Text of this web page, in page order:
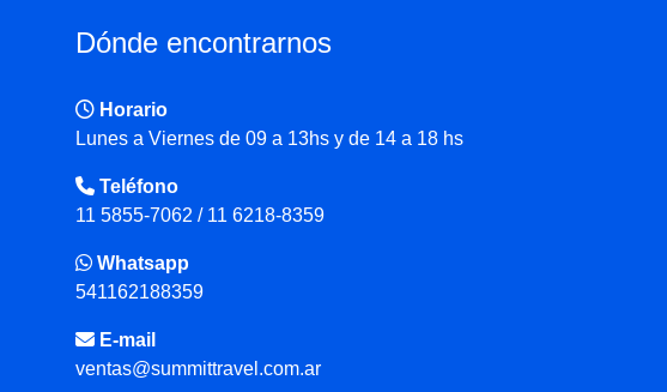
Dónde encontrarnos
Horario
Lunes a Viernes de 09 a 13hs y de 14 a 18 hs
Teléfono
11 5855-7062 / 11 6218-8359
Whatsapp
541162188359
E-mail
ventas@summittravel.com.ar